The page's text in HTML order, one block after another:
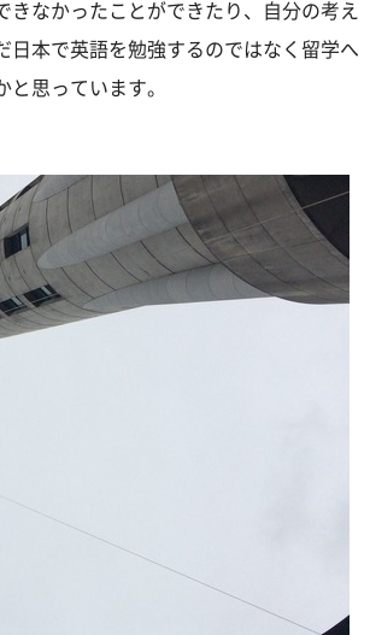
なかったことができたり、自分の考え
日本で英語を勉強するのではなく留学へ
思っています。